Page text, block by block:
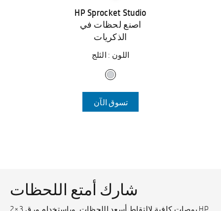
HP Sprocket Studio
اصنع لحظات في
الذكريات
اللون : الثلج
تسوق الآن
شارك أمتع اللحظات